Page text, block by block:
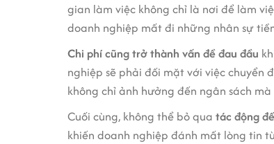
gian làm việc không chỉ là nơi để làm
doanh nghiệp mất đi những nhân sự
Chi phí cũng trở thành vấn đề đau đầu
nghiệp sẽ phải đối mặt với việc chuyển
không chỉ ảnh hưởng đến ngân sách
Cuối cùng, không thể bỏ qua tác động
khiến doanh nghiệp đánh mất lòng tin